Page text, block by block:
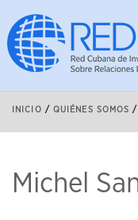
INICIO / QUIÉNES SOMOS /
Michel